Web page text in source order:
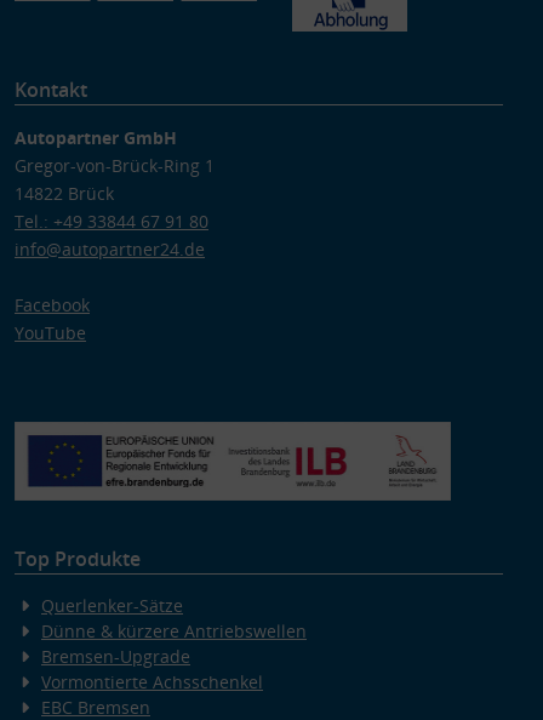
Kontakt
Autopartner GmbH
Gregor-von-Brück-Ring 1
14822 Brück
Tel.: +49 33844 67 91 80
info@autopartner24.de
Facebook
YouTube
Top Produkte
Querlenker-Sätze
Dünne & kürzere Antriebswellen
Bremsen-Upgrade
Vormontierte Achsschenkel
EBC Bremsen